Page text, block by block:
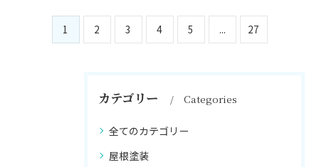
1 2 3 4 5 ... 27
カテゴリー Categories
全てのカテゴリー
屋根塗装